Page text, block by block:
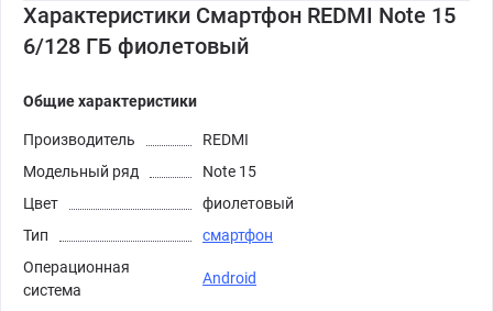
Характеристики Смартфон REDMI Note 15
6/128 ГБ фиолетовый
Общие характеристики
Производитель
REDMI
Модельный ряд
Note 15
Цвет
фиолетовый
Тип
смартфон
Операционная
система
Android